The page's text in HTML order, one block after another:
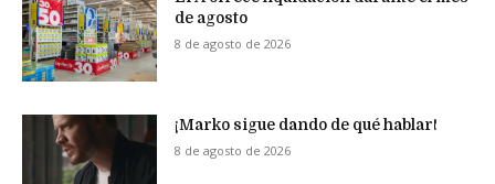
de agosto
8 de agosto de 2026
¡Marko sigue dando de qué hablar!
8 de agosto de 2026